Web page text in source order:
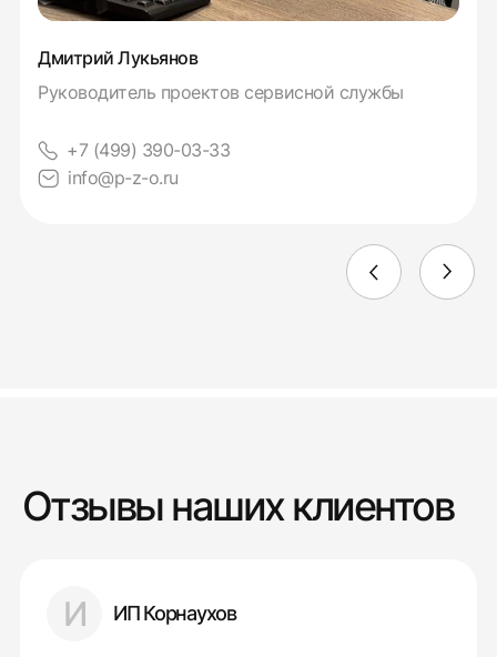
Дмитрий Лукьянов
Руководитель проектов сервисной службы
+7 (499) 390-03-33
info@p-z-o.ru
Отзывы наших клиентов
И ИП Корнаухов